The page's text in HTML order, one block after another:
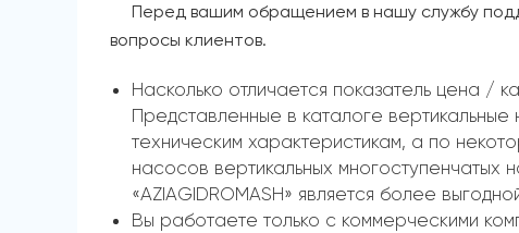
Перед вашим обращением в нашу службу
вопросы клиентов.
Насколько отличается показатель цена /
Представленные в каталоге
техническим характеристикам, а по
насосов вертикальных
«AZIAGIDROMASH» является более
Вы работаете только с коммерческими